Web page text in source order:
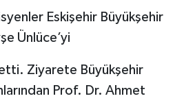
Eskişehir Büyükşehir
Ünlüce’yi
Ziyarete Büyükşehir
Prof. Dr. Ahmet